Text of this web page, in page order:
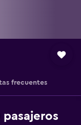
frecuentes